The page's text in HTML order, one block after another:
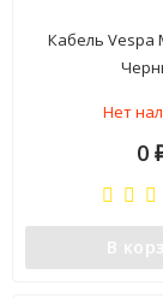
Кабель Vespa
Нет
0
В